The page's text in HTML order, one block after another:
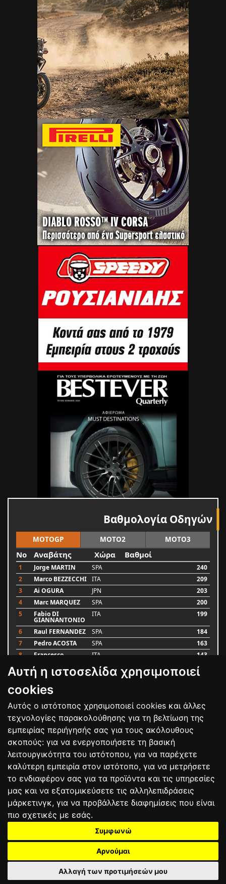
Αυτή η ιστοσελίδα χρησιμοποιεί
cookies
Αυτός ο ιστότοπος χρησιμοποιεί cookies και άλλες
τεχνολογίες παρακολούθησης για τη βελτίωση της
εμπειρίας περιήγησής σας για τους ακόλουθους
σκοπούς: για να ενεργοποιήσετε τη βασική
λειτουργικότητα του ιστότοπου, για να παρέχετε
καλύτερη εμπειρία στον ιστότοπο, για να μετρήσετε
το ενδιαφέρον σας για τα προϊόντα και τις υπηρεσίες
μας και να εξατομικεύσετε τις αλληλεπιδράσεις
μάρκετινγκ, για να προβάλλετε διαφημίσεις που είναι
πιο σχετικές με εσάς.
Συμφωνώ
Αρνούμαι
Αλλαγή των προτιμήσεών μου
Βαθμολογία Οδηγών
MOTOGP MOTO2 MOTO3
No Αναβάτης Χώρα Βαθμοί
1 Jorge MARTIN SPA
240
2
Marco BEZZECCHI ITA
209
3
Ai OGURA JPN
203
4
Marc MARQUEZ SPA
200
5
Fabio DI
GIANNANTONIO
ITA 199
6 Raul FERNANDEZ SPA
184
7
Pedro ACOSTA SPA
163
8
Francesco ITA 143
9 Alex MARQUEZ SPA
106
Luca MARINI
Bαθμολογία
ΟΡΟΙ ΧΡΗΣΗΣΠΟΛΙΤΙΚΗ ΠΡΟΣΤΑΣΙΑΣ
ΑΓΩΝΕΣΑΠΟΤΕΛΕΣΜΑΤΑΑΓΟΡΑ